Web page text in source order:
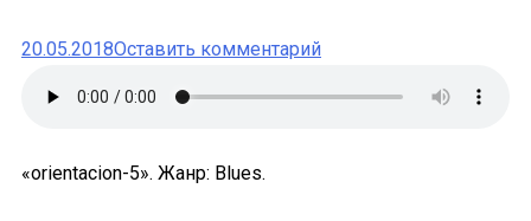
20.05.2018Оставить комментарийк
«orientacion-5». Жанр: Blues.